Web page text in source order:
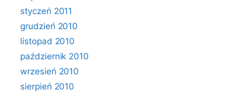
styczeń 2011
grudzień 2010
listopad 2010
październik 2010
wrzesień 2010
sierpień 2010